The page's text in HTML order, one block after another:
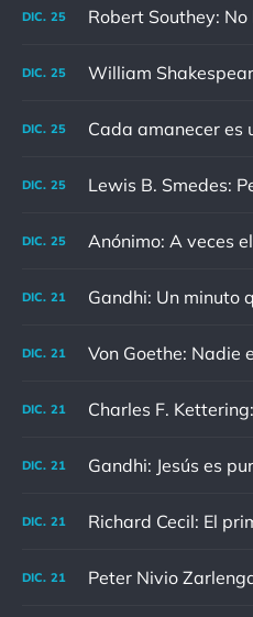
DIC. 25
DIC. 25
DIC. 25
DIC. 25
DIC. 25
DIC. 21
DIC. 21
DIC. 21
DIC. 21
DIC. 21
DIC. 21